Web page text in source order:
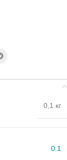
0,1 кг
0.1